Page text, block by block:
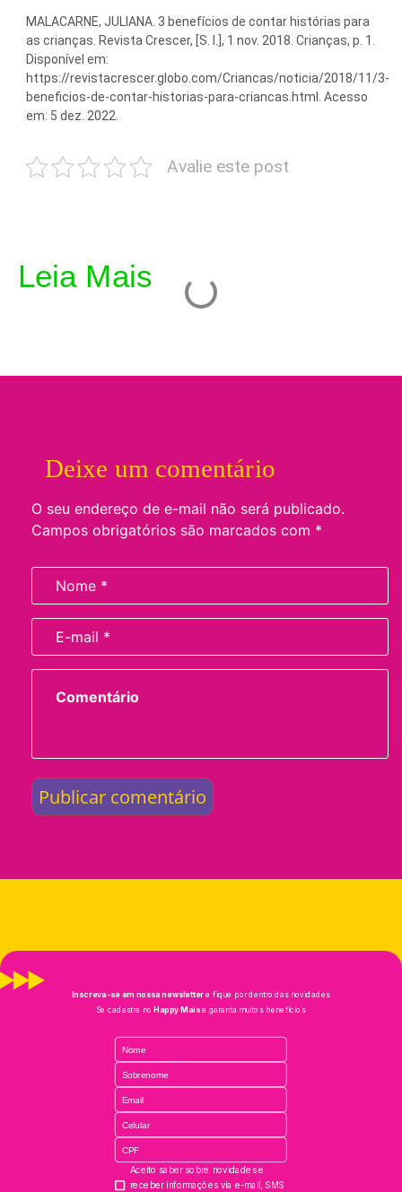
MALACARNE, JULIANA. 3 benefícios de contar histórias para
as crianças. Revista Crescer, [S. l.], 1 nov. 2018. Crianças, p. 1.
Disponível em:
https://revistacrescer.globo.com/Criancas/noticia/2018/11/3-
beneficios-de-contar-historias-para-criancas.html. Acesso
em: 5 dez. 2022.
Avalie este post
Leia Mais
Deixe um comentário
O seu endereço de e-mail não será publicado.
Campos obrigatórios são marcados com *